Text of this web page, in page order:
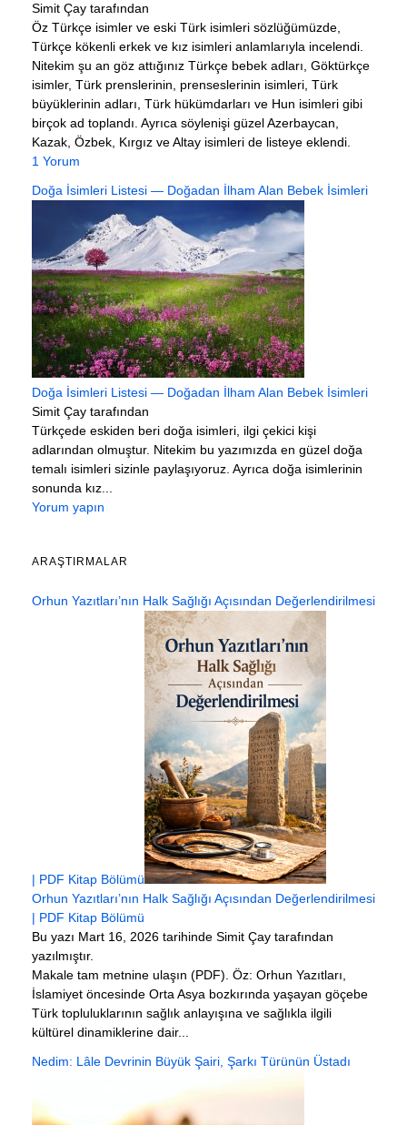
Simit Çay tarafından
Öz Türkçe isimler ve eski Türk isimleri sözlüğümüzde,
Türkçe kökenli erkek ve kız isimleri anlamlarıyla incelendi.
Nitekim şu an göz attığınız Türkçe bebek adları, Göktürkçe
isimler, Türk prenslerinin, prenseslerinin isimleri, Türk
büyüklerinin adları, Türk hükümdarları ve Hun isimleri gibi
birçok ad toplandı. Ayrıca söylenişi güzel Azerbaycan,
Kazak, Özbek, Kırgız ve Altay isimleri de listeye eklendi.
1 Yorum
Doğa İsimleri Listesi — Doğadan İlham Alan Bebek İsimleri
Doğa İsimleri Listesi — Doğadan İlham Alan Bebek İsimleri
Simit Çay tarafından
Türkçede eskiden beri doğa isimleri, ilgi çekici kişi
adlarından olmuştur. Nitekim bu yazımızda en güzel doğa
temalı isimleri sizinle paylaşıyoruz. Ayrıca doğa isimlerinin
sonunda kız...
Yorum yapın
ARAŞTIRMALAR
Orhun Yazıtları’nın Halk Sağlığı Açısından Değerlendirilmesi
| PDF Kitap Bölümü
Orhun Yazıtları’nın Halk Sağlığı Açısından Değerlendirilmesi
| PDF Kitap Bölümü
Bu yazı Mart 16, 2026 tarihinde Simit Çay tarafından
yazılmıştır.
Makale tam metnine ulaşın (PDF). Öz: Orhun Yazıtları,
İslamiyet öncesinde Orta Asya bozkırında yaşayan göçebe
Türk topluluklarının sağlık anlayışına ve sağlıkla ilgili
kültürel dinamiklerine dair...
Nedim: Lâle Devrinin Büyük Şairi, Şarkı Türünün Üstadı